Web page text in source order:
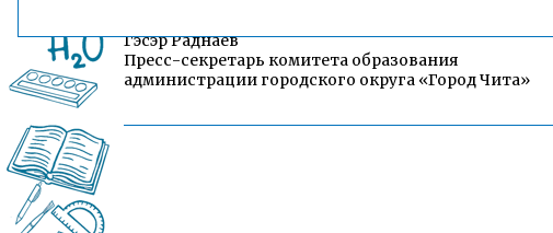
Гэсэр Раднаев
Пресс-секретарь комитета образования
администрации городского округа «Город Чита»